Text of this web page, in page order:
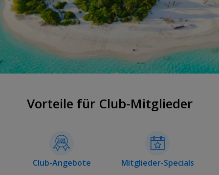
Vorteile für Club-Mitglieder
Club-Angebote
Mitglieder-Specials